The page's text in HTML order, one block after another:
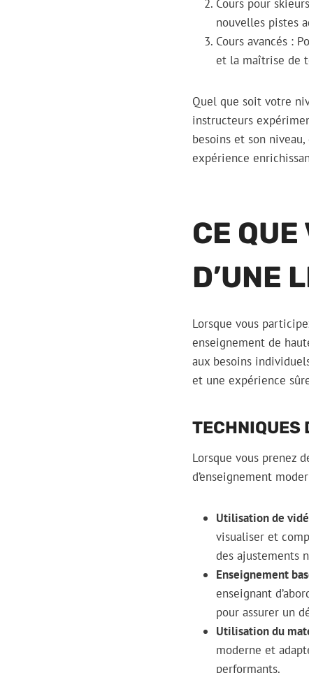
Cours pour
nouvelles pistes
Cours avancés :
et la maîtrise de
Quel que soit votre
instructeurs
besoins et son
expérience
CE
D’UNE
Lorsque vous
enseignement de
aux besoins
et une expérience
TECHNIQUES
Lorsque vous prenez
d’enseignement
Utilisation de
visualiser et
des ajustements
Enseignement
enseignant
pour assurer un
Utilisation du
moderne et
performants.